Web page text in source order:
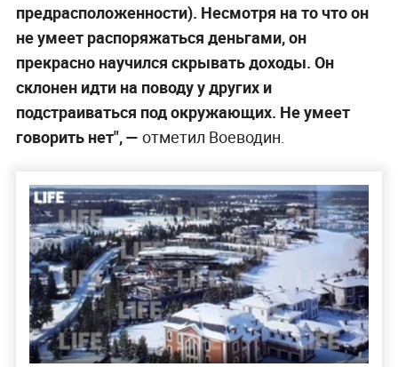
предрасположенности). Несмотря на то что он
не умеет распоряжаться деньгами, он
прекрасно научился скрывать доходы. Он
склонен идти на поводу у других и
подстраиваться под окружающих. Не умеет
говорить нет", — отметил Воеводин.